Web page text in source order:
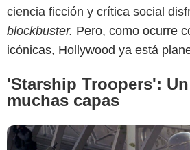
ciencia ficción y crítica social
blockbuster. Pero, como ocurre
icónicas, Hollywood ya está
'Starship Troopers':
muchas capas